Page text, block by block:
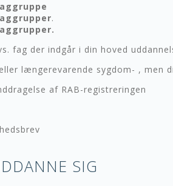
.
fag der indgår i din hoved
længerevarende sygdom- ,
af RAB-registreringen
SIG